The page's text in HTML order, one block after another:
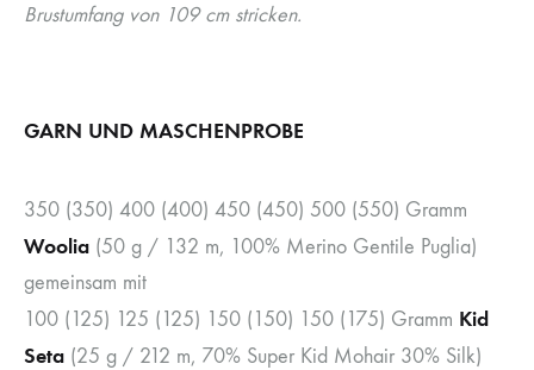
Brustumfang von 109 cm stricken.
GARN UND MASCHENPROBE
350 (350) 400 (400) 450 (450) 500 (550) Gramm
Woolia (50 g / 132 m, 100% Merino Gentile Puglia)
gemeinsam mit
100 (125) 125 (125) 150 (150) 150 (175) Gramm Kid
Seta (25 g / 212 m, 70% Super Kid Mohair 30% Silk)